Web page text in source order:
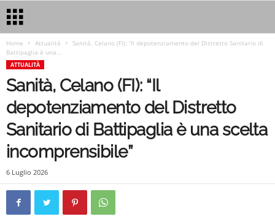
Home Attualità
Sanità, Celano (FI): “Il depotenziamento del Distretto Sanitario di
Battipaglia è una...
ATTUALITÀ
Sanità, Celano (FI): “Il
depotenziamento del Distretto
Sanitario di Battipaglia è una scelta
incomprensibile”
6 Luglio 2026